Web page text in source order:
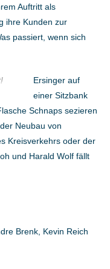
Auftritt als
ihre Kunden zur
passiert, wenn sich
Ersinger auf
einer Sitzbank
Schnaps sezieren
Neubau von
Kreisverkehrs oder der
und Harald Wolf fällt
Brenk, Kevin Reich